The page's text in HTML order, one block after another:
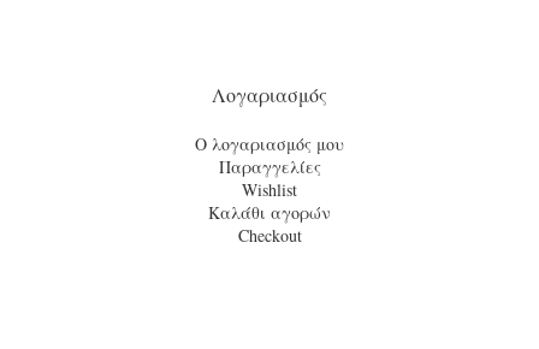
Λογαριασμός
Ο λογαριασμός μου
Παραγγελίες
Wishlist
Καλάθι αγορών
Checkout